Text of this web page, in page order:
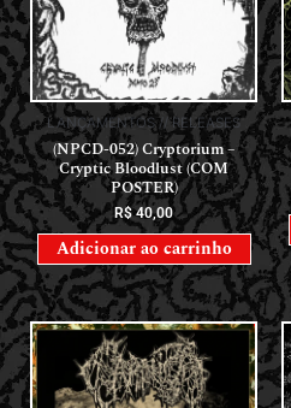
LANÇAMENTOS // RELEASES
(NPCD-052) Cryptorium –
Cryptic Bloodlust (COM
POSTER)
R$40,00
Adicionar ao carrinho